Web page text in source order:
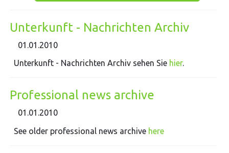
Unterkunft - Nachrichten Archiv
01.01.2010
Unterkunft - Nachrichten Archiv sehen Sie hier.
Professional news archive
01.01.2010
See older professional news archive here